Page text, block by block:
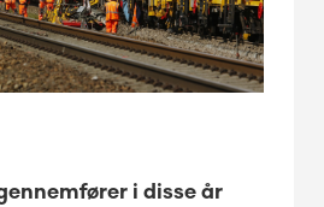
i disse år